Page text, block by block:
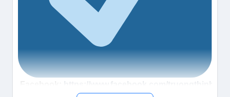
https://www.facebook.com/